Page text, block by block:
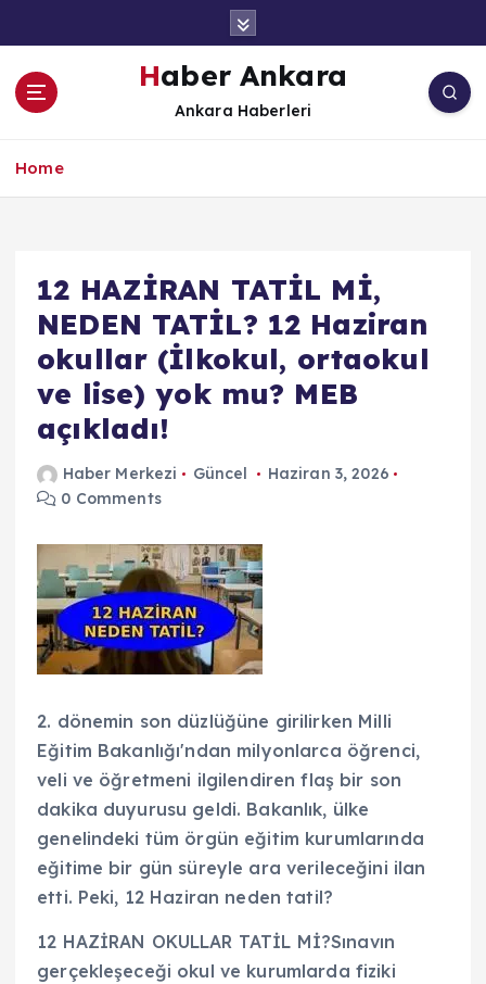
Haber Ankara
Ankara Haberleri
Home
12 HAZİRAN TATİL Mİ,
NEDEN TATİL? 12 Haziran
okullar (İlkokul, ortaokul
ve lise) yok mu? MEB
açıkladı!
Haber Merkezi Güncel
Haziran 3, 2026
0 Comments
2. dönemin son düzlüğüne girilirken Milli
Eğitim Bakanlığı'ndan milyonlarca öğrenci,
veli ve öğretmeni ilgilendiren flaş bir son
dakika duyurusu geldi. Bakanlık, ülke
genelindeki tüm örgün eğitim kurumlarında
eğitime bir gün süreyle ara verileceğini ilan
etti. Peki, 12 Haziran neden tatil?
12 HAZİRAN OKULLAR TATİL Mİ?Sınavın
gerçekleşeceği okul ve kurumlarda fiziki